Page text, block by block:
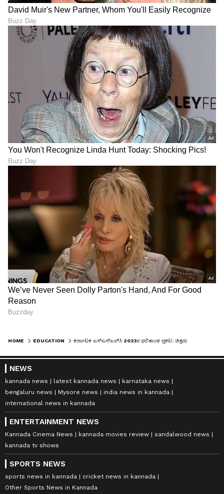
HOME EDUCATION
NEWS
kannada news latest kannada news
karnataka news
bengaluru news
Mysore news
india news in kannada
international news in kannada
ENTERTAINMENT NEWS
Kannada Cinema News kannada movies review
sandalwood news
kannada tv shows
SPORTS NEWS
sports news in kannada
cricket news in kannada
Other Sports News in Kannada